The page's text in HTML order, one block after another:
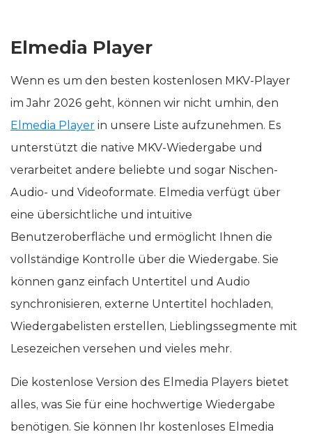
Elmedia Player
Wenn es um den besten kostenlosen MKV-Player
im Jahr 2026 geht, können wir nicht umhin, den
Elmedia Player in unsere Liste aufzunehmen. Es
unterstützt die native MKV-Wiedergabe und
verarbeitet andere beliebte und sogar Nischen-
Audio- und Videoformate. Elmedia verfügt über
eine übersichtliche und intuitive
Benutzeroberfläche und ermöglicht Ihnen die
vollständige Kontrolle über die Wiedergabe. Sie
können ganz einfach Untertitel und Audio
synchronisieren, externe Untertitel hochladen,
Wiedergabelisten erstellen, Lieblingssegmente mit
Lesezeichen versehen und vieles mehr.
Die kostenlose Version des Elmedia Players bietet
alles, was Sie für eine hochwertige Wiedergabe
benötigen. Sie können Ihr kostenloses Elmedia